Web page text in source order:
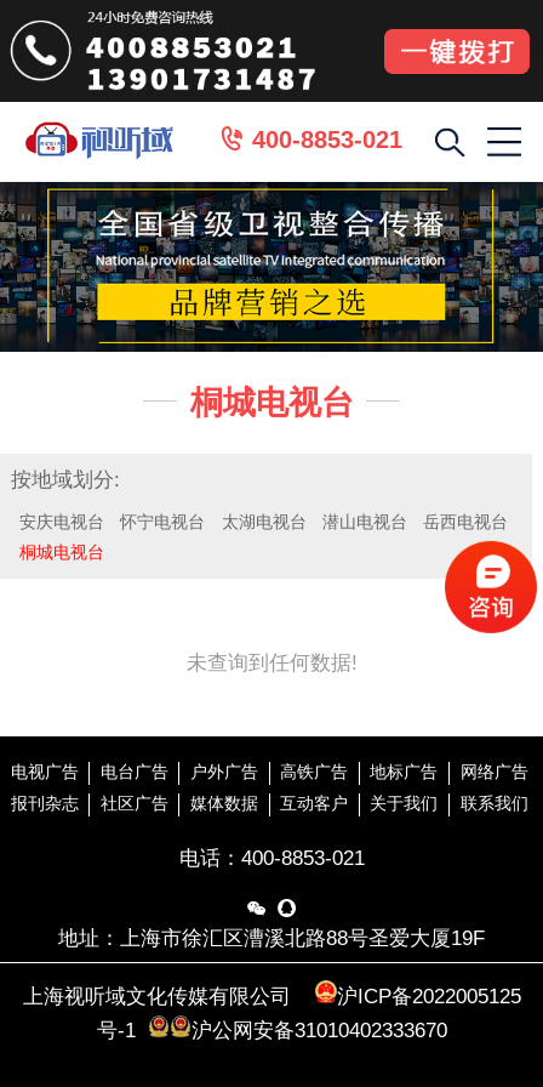
 400-8853-021
 桐城电视台 
按地域划分:
安庆电视台 怀宁电视台 太湖电视台 潜山电视台
岳西电视台
桐城电视台
未查询到任何数据!
电视广告 电台广告 户外广告 高铁广告 地标广告
网络广告
报刊杂志
社区广告 媒体数据 互动客户 关于我们 联系我们
电话： 400-8853-021
 
地址：上海市徐汇区漕溪北路88号圣爱大厦19F
上海视听域文化传媒有限公司
沪ICP备2022005125
号-1
沪公网安备31010402333670